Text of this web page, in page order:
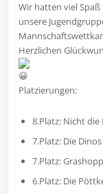
Wir hatten viel
unsere
Herzlichen
Platzierungen:
8.Platz: Nicht
7.Platz: Die
7.Platz:
6.Platz: Die